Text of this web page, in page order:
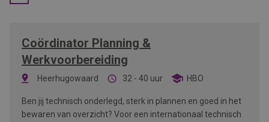
Coördinator Planning &
Werkvoorbereiding
Heerhugowaard 32 - 40 uur HBO
Ben jij technisch onderlegd, sterk in plannen en goed in het
bewaren van overzicht? Voor een internationaal technisch